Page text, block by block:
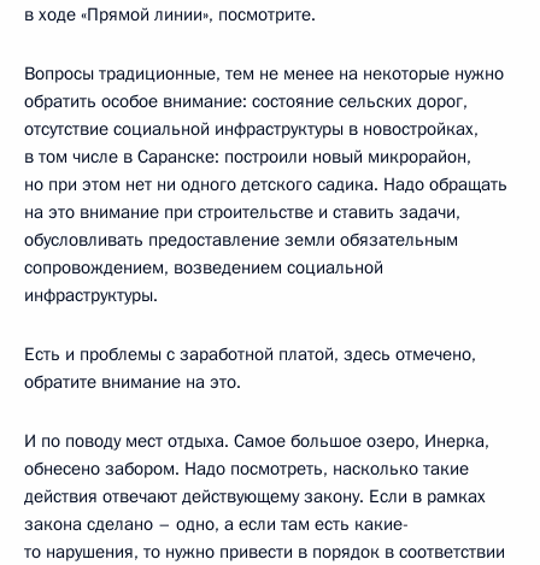
в ходе «Прямой линии», посмотрите.
Вопросы традиционные, тем не менее на некоторые нужно
обратить особое внимание: состояние сельских дорог,
отсутствие социальной инфраструктуры в новостройках,
в том числе в Саранске: построили новый микрорайон,
но при этом нет ни одного детского садика. Надо обращать
на это внимание при строительстве и ставить задачи,
обусловливать предоставление земли обязательным
сопровождением, возведением социальной
инфраструктуры.
Есть и проблемы с заработной платой, здесь отмечено,
обратите внимание на это.
И по поводу мест отдыха. Самое большое озеро, Инерка,
обнесено забором. Надо посмотреть, насколько такие
действия отвечают действующему закону. Если в рамках
закона сделано – одно, а если там есть какие-
то нарушения, то нужно привести в порядок в соответствии